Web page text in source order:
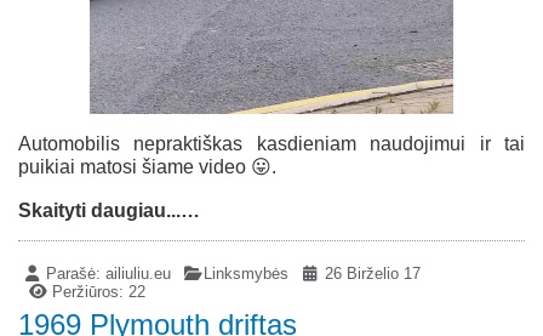
Automobilis nepraktiškas kasdieniam naudojimui ir tai
puikiai matosi šiame video 😛.
Skaityti daugiau...…
Parašė:ailiuliu.eu Linksmybės
26 Birželio 17
Peržiūros: 22
1969 Plymouth driftas